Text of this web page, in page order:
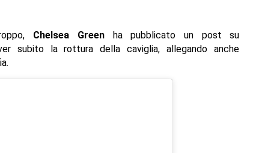
Chelsea Greenha pubblicato un post su
subito la rottura della caviglia, allegando anche